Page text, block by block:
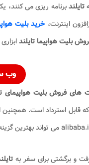
تایلندبرنامه ریزی می
اینترنت،خرید بلیت
بلیت هواپیما تایلند
وب
های فروش بلیت هواپیمای
قابل استرداد است.
و برگشتی برای سفر به